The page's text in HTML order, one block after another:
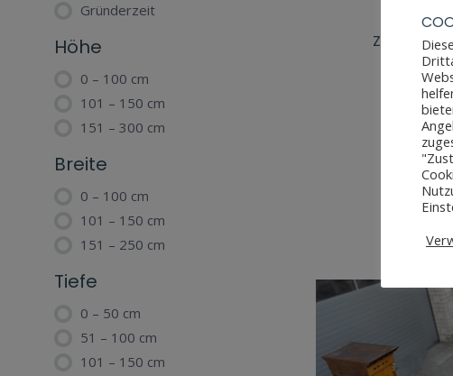
ANTIKE
Gründerzeit
Höhe
0 – 100 cm
101 – 150 cm
151 – 300 cm
Breite
0 – 100 cm
101 – 150 cm
151 – 250 cm
Tiefe
0 – 50 cm
51 – 100 cm
101 – 150 cm